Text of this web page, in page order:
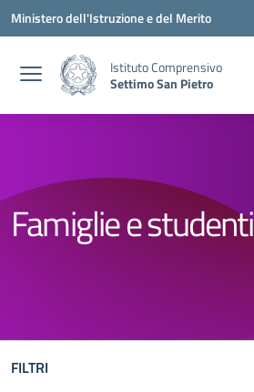
Vai ai contenuti
Vai al menu di navigazione
Vai al footer
Ministero dell'Istruzione e del Merito
Istituto Comprensivo
Settimo San Pietro
Famiglie e studenti
FILTRI